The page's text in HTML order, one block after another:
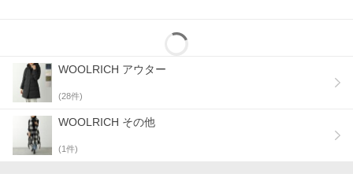
WOOLRICH アウター
(28件)
WOOLRICH その他
(1件)